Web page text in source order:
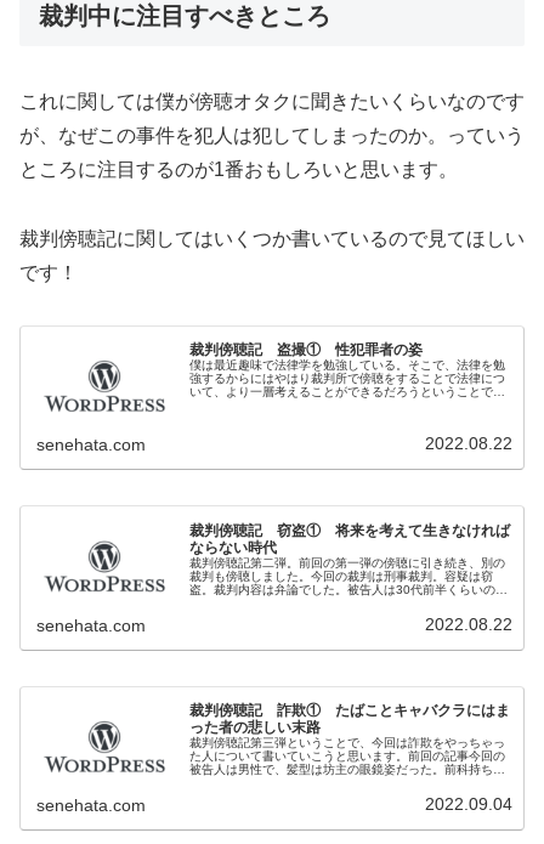
裁判中に注目すべきところ
これに関しては僕が傍聴オタクに聞きたいくらいなのです
が、なぜこの事件を犯人は犯してしまったのか。っていう
ところに注目するのが1番おもしろいと思います。
裁判傍聴記に関してはいくつか書いているので見てほしい
です！
裁判傍聴記 盗撮① 性犯罪者の姿
僕は最近趣味で法律学を勉強している。そこで、法律を勉
強するからにはやはり裁判所で傍聴をすることで法律につ
いて、より一層考えることができるだろうということで傍
senehata.com 2022.08.22
裁判傍聴記 窃盗① 将来を考えて生きなければ
ならない時代
裁判傍聴記第二弾。前回の第一弾の傍聴に引き続き、別の
裁判も傍聴しました。今回の裁判は刑事裁判。容疑は窃
盗。裁判内容は弁論でした。被告人は30代前半くらいの男
senehata.com 2022.08.22
裁判傍聴記 詐欺① たばことキャバクラにはま
った者の悲しい末路
裁判傍聴記第三弾ということで、今回は詐欺をやっちゃっ
た人について書いていこうと思います。前回の記事今回の
被告人は男性で、髪型は坊主の眼鏡姿だった。前科持ちの
senehata.com 2022.09.04